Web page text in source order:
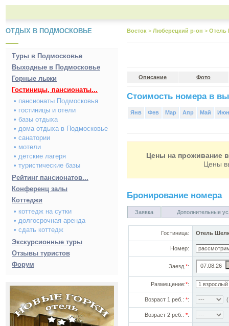
ОТДЫХ В ПОДМОСКОВЬЕ
Туры в Подмосковье
Выходные в Подмосковье
Горные лыжи
Гостиницы, пансионаты...
• пансионаты Подмосковья
• гостиницы и отели
• базы отдыха
• дома отдыха в Подмосковье
• санатории
• мотели
• детские лагеря
• туристические базы
Рейтинг пансионатов...
Конференц залы
Коттеджи
• коттедж на сутки
• долгосрочная аренда
• сдать коттедж
Экскурсионные туры
Отзывы туристов
Форум
Восток > Люберецкий р-он > Отель
Описание Фото
Стоимость номера в
Янв Фев Мар Апр Май Июн
Цены на проживание
Цены
Бронирование номера
Заявка Дополнительные
Гостиница: Отель
Номер:
Заезд *:
Размещение:*:
Возраст 1 реб.: *:
Возраст 2 реб.: *: